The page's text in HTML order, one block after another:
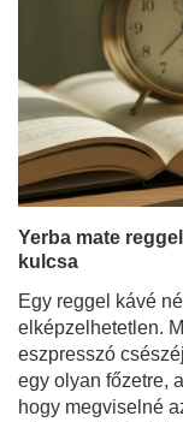
Yerba mate
kulcsa
Egy reggel kávé
elképzelhetetlen.
eszpresszó
egy olyan főzetre,
hogy megviselné